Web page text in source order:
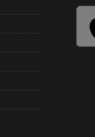
su/giù
o
il